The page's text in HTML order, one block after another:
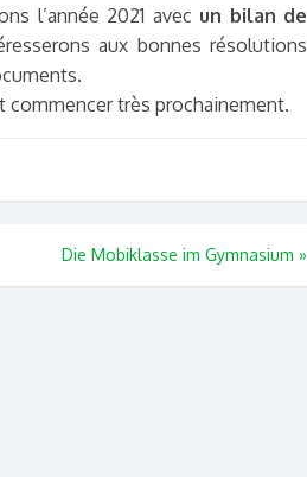
l’année 2021 avec un bilan de
aux bonnes résolutions
commencer très prochainement.
Die Mobiklasse im Gymnasium »